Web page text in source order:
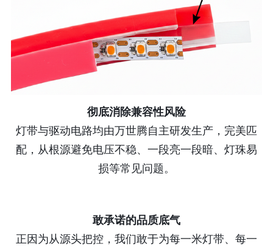
彻底消除兼容性风险
灯带与驱动电路均由万世腾自主研发生产，完美匹
配，从根源避免电压不稳、一段亮一段暗、灯珠易
损等常见问题。
敢承诺的品质底气
正因为从源头把控，我们敢于为每一米灯带、每一